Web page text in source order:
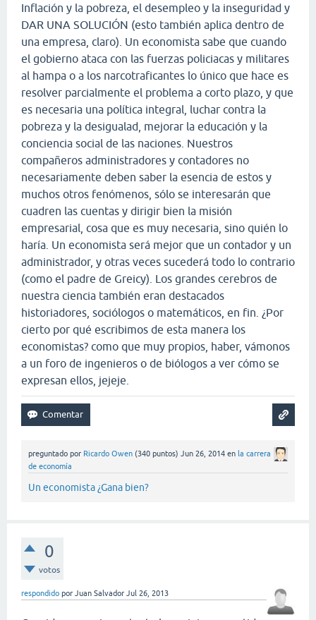
Inflación y la pobreza, el desempleo y la inseguridad y
DAR UNA SOLUCIÓN (esto también aplica dentro de
una empresa, claro). Un economista sabe que cuando
el gobierno ataca con las fuerzas policiacas y militares
al hampa o a los narcotraficantes lo único que hace es
resolver parcialmente el problema a corto plazo, y que
es necesaria una política integral, luchar contra la
pobreza y la desigualad, mejorar la educación y la
conciencia social de las naciones. Nuestros
compañeros administradores y contadores no
necesariamente deben saber la esencia de estos y
muchos otros fenómenos, sólo se interesarán que
cuadren las cuentas y dirigir bien la misión
empresarial, cosa que es muy necesaria, sino quién lo
haría. Un economista será mejor que un contador y un
administrador, y otras veces sucederá todo lo contrario
(como el padre de Greicy). Los grandes cerebros de
nuestra ciencia también eran destacados
historiadores, sociólogos o matemáticos, en fin. ¿Por
cierto por qué escribimos de esta manera los
economistas? como que muy propios, haber, vámonos
a un foro de ingenieros o de biólogos a ver cómo se
expresan ellos, jejeje.
preguntado por Ricardo Owen (340 puntos) Jun 26, 2014 en la carrera
de economía
Un economista ¿Gana bien?
0
votos
respondido por Juan Salvador Jul 26, 2013